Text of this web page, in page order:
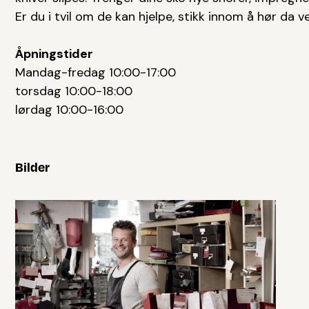
Er du i tvil om de kan hjelpe, stikk innom å hør da
Åpningstider
Mandag-fredag 10:00-17:00
torsdag 10:00-18:00
lørdag 10:00-16:00
Bilder